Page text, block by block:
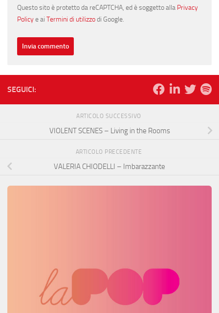
Questo sito è protetto da reCAPTCHA, ed è soggetto alla Privacy
Policye ai Termini di utilizzodi Google.
SEGUICI:
ARTICOLO SUCCESSIVO
VIOLENT SCENES – Living in the Rooms
ARTICOLO PRECEDENTE
VALERIA CHIODELLI – Imbarazzante